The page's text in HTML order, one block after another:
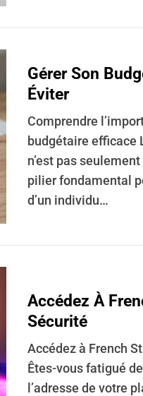
Gérer Son
Éviter
Comprendre
budgétaire efficace
n’est pas
pilier fondamental
d’un individu…
Accédez À
Sécurité
Accédez à French
Êtes-vous fatigué
l’adresse de votre